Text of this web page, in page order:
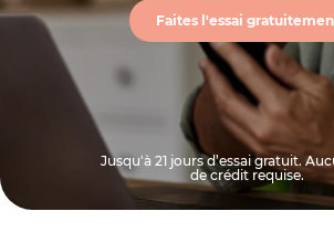
Faites l'essai
Jusqu'à 21 jours d’essai gratuit.
de crédit requise.